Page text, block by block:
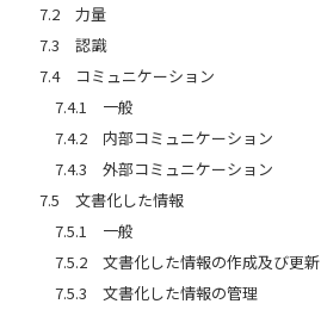
7.2 力量
7.3 認識
7.4 コミュニケーション
7.4.1 一般
7.4.2 内部コミュニケーション
7.4.3 外部コミュニケーション
7.5 文書化した情報
7.5.1 一般
7.5.2 文書化した情報の作成及び更新
7.5.3 文書化した情報の管理